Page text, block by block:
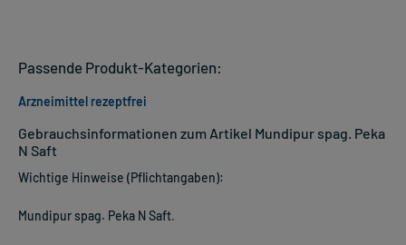
Gebrauchsinformationen zum Artikel Mundipur spag. Peka
N Saft
Wichtige Hinweise (Pflichtangaben):
Mundipur spag. Peka N Saft.
Passende Produkt-Kategorien:
Arzneimittel rezeptfrei